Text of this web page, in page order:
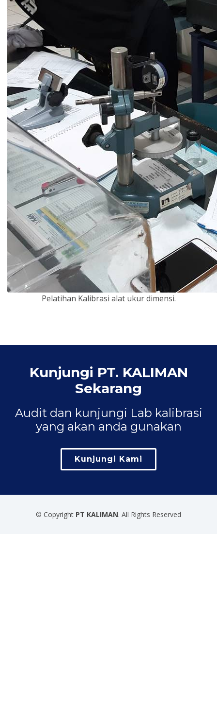
Pelatihan Kalibrasi alat ukur dimensi.
Kunjungi PT. KALIMAN
Sekarang
Audit dan kunjungi Lab kalibrasi
yang akan anda gunakan
Kunjungi Kami
© Copyright PT KALIMAN. All Rights Reserved